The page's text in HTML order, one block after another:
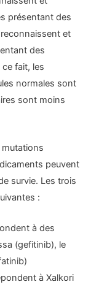
présentant des
et
des
fait, les
normales sont
sont moins
mutations
peuvent
survie. Les trois
:
à des
(gefitinib), le
à Xalkori